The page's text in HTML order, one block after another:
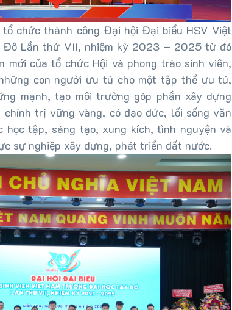
chức thành công Đại hội Đại biểu HSV Việt
Đô Lần thứ VII, nhiệm kỳ 2023 – 2025 từ đó
mới của tổ chức Hội và phong trào sinh viên,
con người ưu tú cho một tập thể ưu tú,
mạnh, tạo môi trường góp phần xây dựng
trị vững vàng, có đạo đức, lối sống văn
tập, sáng tạo, xung kích, tình nguyện và
sự nghiệp xây dựng, phát triển đất nước.